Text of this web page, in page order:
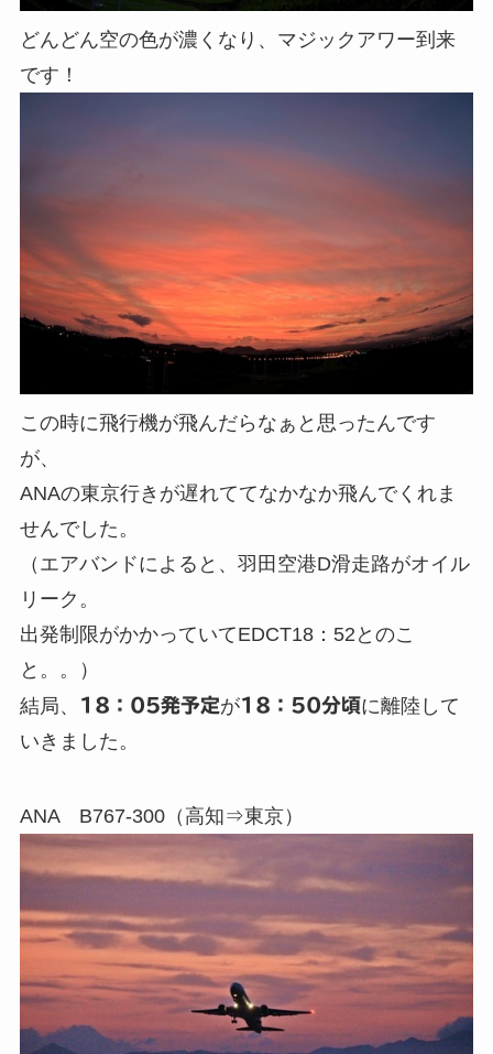
どんどん空の色が濃くなり、マジックアワー到来
です！
この時に飛行機が飛んだらなぁと思ったんです
が、
ANAの東京行きが遅れててなかなか飛んでくれま
せんでした。
（エアバンドによると、羽田空港D滑走路がオイル
リーク。
出発制限がかかっていてEDCT18：52とのこ
と。。）
結局、
18：05発予定が18：50分頃に離陸して
いきました。
ANA B767-300（高知⇒東京）